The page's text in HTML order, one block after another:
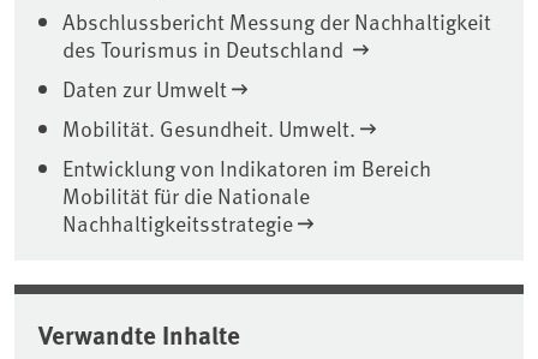
Abschlussbericht Messung der Nachhaltigkeit
des Tourismus in Deutschland
Daten zur Umwelt
Mobilität. Gesundheit. Umwelt.
Entwicklung von Indikatoren im Bereich
Mobilität für die Nationale
Nachhaltigkeitsstrategie
Verwandte Inhalte